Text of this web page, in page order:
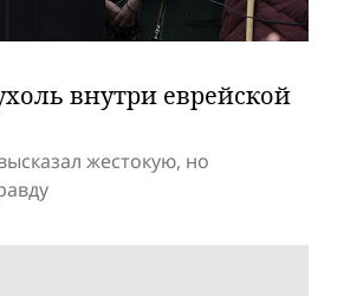
внутри еврейской
жестокую, но